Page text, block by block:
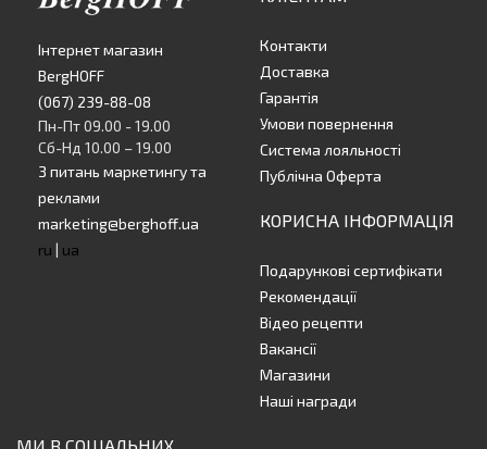
Інтернет магазин
BergHOFF
(067) 239-88-08
Пн-Пт 09.00 - 19.00
Сб-Нд 10.00 – 19.00
З питань маркетингу та
реклами
marketing@berghoff.ua
ru | ua
Контакти
Доставка
Гарантія
Умови повернення
Система лояльності
Публічна Оферта
КОРИСНА ІНФОРМАЦІЯ
Подарункові сертифікати
Рекомендації
Відео рецепти
Вакансії
Магазини
Наші награди